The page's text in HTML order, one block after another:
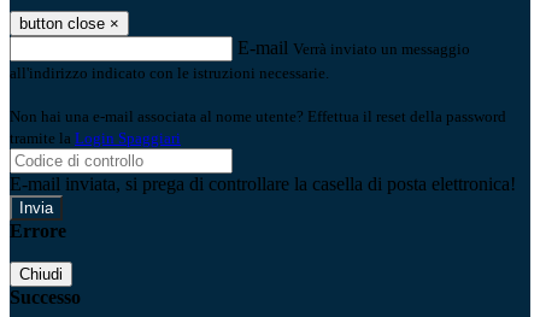
button close ×
E-mail Verrà inviato un messaggio
all'indirizzo indicato con le istruzioni necessarie.
Non hai una e-mail associata al nome utente? Effettua il reset della password
tramite la Login Spaggiari
E-mail inviata, si prega di controllare la casella di posta elettronica!
Errore
Chiudi
Successo